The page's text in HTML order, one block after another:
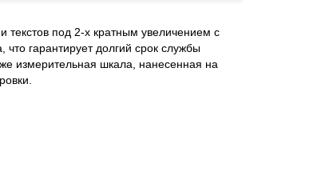
под 2-х кратным увеличением с
гарантирует долгий срок службы
измерительная шкала, нанесенная на